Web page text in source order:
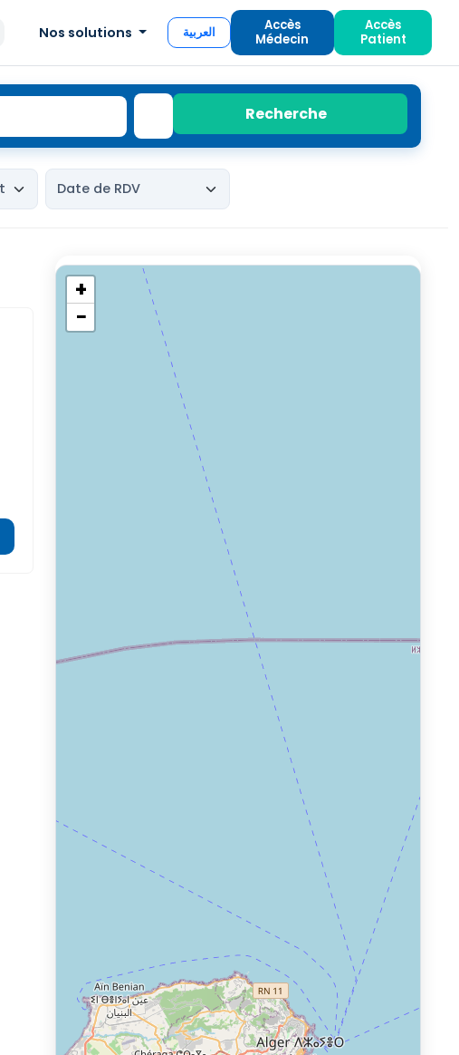
Nos solutions العربية
Accès
Médecin
Accès
Patient
Recherche
+
−